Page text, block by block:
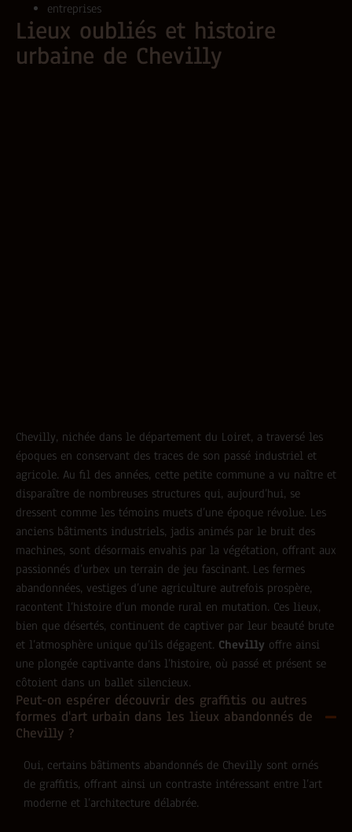
entreprises
Lieux oubliés et histoire
urbaine de Chevilly
Chevilly, nichée dans le département du Loiret, a traversé les
époques en conservant des traces de son passé industriel et
agricole. Au fil des années, cette petite commune a vu naître et
disparaître de nombreuses structures qui, aujourd’hui, se
dressent comme les témoins muets d’une époque révolue. Les
anciens bâtiments industriels, jadis animés par le bruit des
machines, sont désormais envahis par la végétation, offrant aux
passionnés d’urbex un terrain de jeu fascinant. Les fermes
abandonnées, vestiges d’une agriculture autrefois prospère,
racontent l’histoire d’un monde rural en mutation. Ces lieux,
bien que désertés, continuent de captiver par leur beauté brute
et l’atmosphère unique qu’ils dégagent. Chevilly offre ainsi
une plongée captivante dans l’histoire, où passé et présent se
côtoient dans un ballet silencieux.
Peut-on espérer découvrir des graffitis ou autres
formes d'art urbain dans les lieux abandonnés de
Chevilly ?
Oui, certains bâtiments abandonnés de Chevilly sont ornés
de graffitis, offrant ainsi un contraste intéressant entre l’art
moderne et l’architecture délabrée.